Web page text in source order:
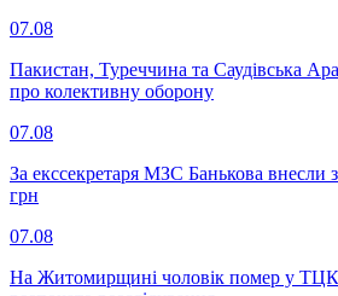
07.08
Пакистан, Туреччина та Саудівська
про колективну оборону
07.08
За екссекретаря МЗС Банькова внесли
грн
07.08
На Житомирщині чоловік помер у ТЦК